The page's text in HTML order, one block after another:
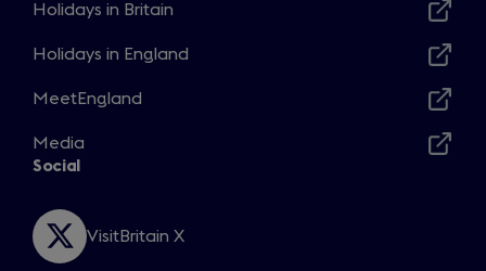
Holidays in Britain
in
new
Holidays in England
in
new
window
MeetEngland
in
a
window
Media
Opens
new
window
Social
VisitBritain X
Opens